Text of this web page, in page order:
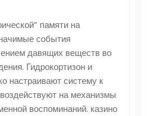
памяти на
события
давящих веществ во
Гидрокортизон и
настраивают систему к
на механизмы
воспоминаний. казино